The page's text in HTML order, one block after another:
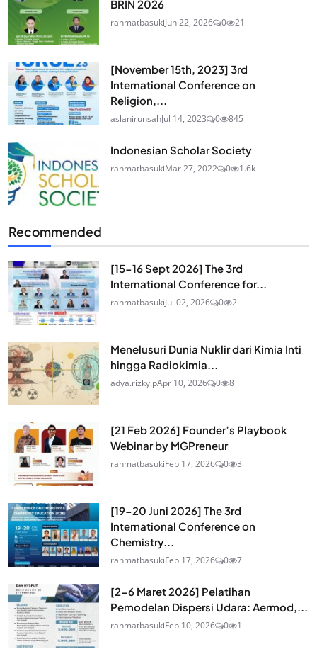
BRIN 2026
rahmatbasukiJun 22, 2026 0 21
[November 15th, 2023] 3rd
International Conference on
Religion,...
aslanirunsahJul 14, 2023 0 845
Indonesian Scholar Society
rahmatbasukiMar 27, 2022 0 1.6k
Recommended
[15-16 Sept 2026] The 3rd
International Conference for...
rahmatbasukiJul 02, 2026 0 2
Menelusuri Dunia Nuklir dari Kimia Inti
hingga Radiokimia...
adya.rizky.pApr 10, 2026 0 8
[21 Feb 2026] Founder’s Playbook
Webinar by MGPreneur
rahmatbasukiFeb 17, 2026 0 3
[19-20 Juni 2026] The 3rd
International Conference on
Chemistry...
rahmatbasukiFeb 17, 2026 0 7
[2-6 Maret 2026] Pelatihan
Pemodelan Dispersi Udara: Aermod,...
rahmatbasukiFeb 10, 2026 0 1